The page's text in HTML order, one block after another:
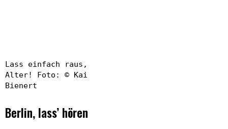
Lass einfach raus,
Alter! Foto: © Kai
Bienert
Berlin, lass’ hören